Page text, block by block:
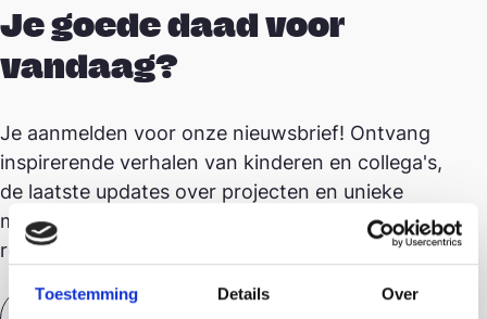
Toestemming Details Over
Je goede daad voor
vandaag?
Je aanmelden voor onze nieuwsbrief! Ontvang
inspirerende verhalen van kinderen en collega's,
de laatste updates over projecten en unieke
mogelijkheden om impact te maken –
rechtstreeks in je inbox!